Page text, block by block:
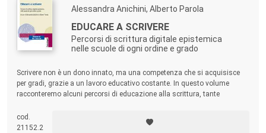
Alessandra Anichini, Alberto Parola
EDUCARE A SCRIVERE
Percorsi di scrittura digitale epistemica
nelle scuole di ogni ordine e grado
Scrivere non è un dono innato, ma una competenza che si acquisisce
per gradi, grazie a un lavoro educativo costante. In questo volume
racconteremo alcuni percorsi di educazione alla scrittura, tante
affrontare il tema della scrittura, definendo la sua funzione formativa e
didattica.
cod.
21152.2